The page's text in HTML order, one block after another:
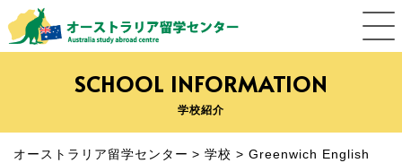
SCHOOL INFORMATION
学校紹介
オーストラリア留学センター >学校 >Greenwich English